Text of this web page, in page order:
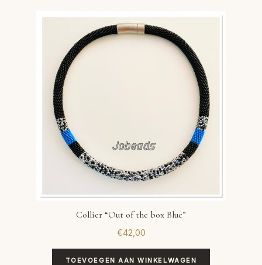
Collier “Out of the box Blue”
€42,00
TOEVOEGEN AAN WINKELWAGEN